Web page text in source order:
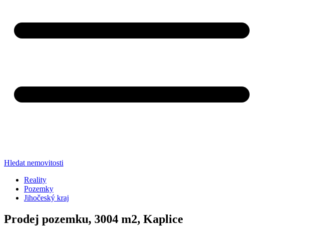
Hledat nemovitosti
Reality
Pozemky
Jihočeský kraj
Prodej pozemku, 3004 m2, Kaplice